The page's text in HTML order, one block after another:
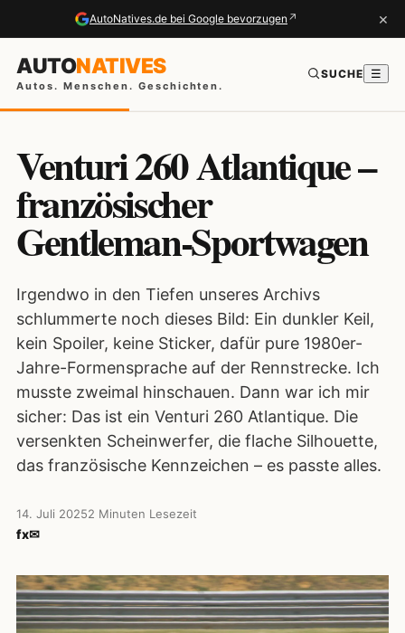
AutoNatives.de bei Google bevorzugen ↗ ×
AUTONATIVES
Autos. Menschen. Geschichten.
SUCHE ☰
Venturi 260 Atlantique –
französischer
Gentleman-Sportwagen
Irgendwo in den Tiefen unseres Archivs
schlummerte noch dieses Bild: Ein dunkler Keil,
kein Spoiler, keine Sticker, dafür pure 1980er-
Jahre-Formensprache auf der Rennstrecke. Ich
musste zweimal hinschauen. Dann war ich mir
sicher: Das ist ein Venturi 260 Atlantique. Die
versenkten Scheinwerfer, die flache Silhouette,
das französische Kennzeichen – es passte alles.
14. Juli 20252 Minuten Lesezeit
fx✉